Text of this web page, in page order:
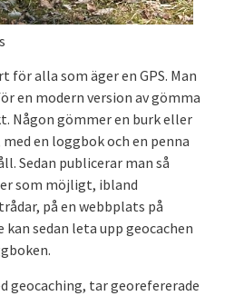
för alla som äger en GPS. Man
en modern version av gömma
Någon gömmer en burk eller
en loggbok och en penna
Sedan publicerar man så
som möjligt, ibland
på en webbplats på
sedan leta upp geocachen
geocaching, tar georefererade